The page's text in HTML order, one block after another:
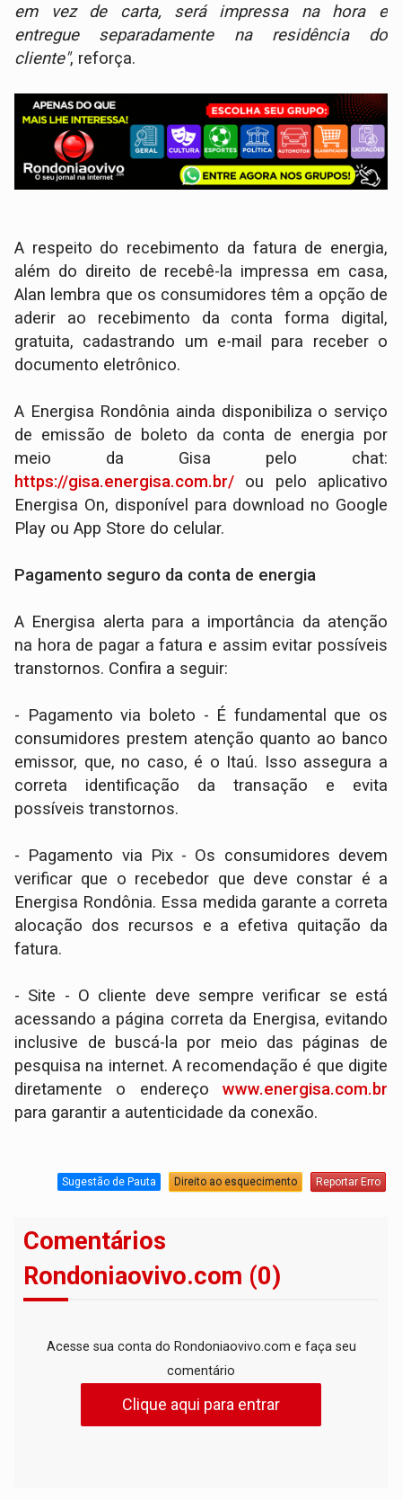
em vez de carta, será impressa na hora e
entregue separadamente na residência do
cliente", reforça.
A respeito do recebimento da fatura de energia,
além do direito de recebê-la impressa em casa,
Alan lembra que os consumidores têm a opção de
aderir ao recebimento da conta forma digital,
gratuita, cadastrando um e-mail para receber o
documento eletrônico.
A Energisa Rondônia ainda disponibiliza o serviço
de emissão de boleto da conta de energia por
meio da Gisa pelo chat:
https://gisa.energisa.com.br/ ou pelo aplicativo
Energisa On, disponível para download no Google
Play ou App Store do celular.
Pagamento seguro da conta de energia
A Energisa alerta para a importância da atenção
na hora de pagar a fatura e assim evitar possíveis
transtornos. Confira a seguir:
- Pagamento via boleto - É fundamental que os
consumidores prestem atenção quanto ao banco
emissor, que, no caso, é o Itaú. Isso assegura a
correta identificação da transação e evita
possíveis transtornos.
- Pagamento via Pix - Os consumidores devem
verificar que o recebedor que deve constar é a
Energisa Rondônia. Essa medida garante a correta
alocação dos recursos e a efetiva quitação da
fatura.
- Site - O cliente deve sempre verificar se está
acessando a página correta da Energisa, evitando
inclusive de buscá-la por meio das páginas de
pesquisa na internet. A recomendação é que digite
diretamente o endereço www.energisa.com.br
para garantir a autenticidade da conexão.
Sugestão de Pauta Direito ao esquecimento Reportar Erro
Comentários
Rondoniaovivo.com (0)
Acesse sua conta do Rondoniaovivo.com e faça seu
comentário
Clique aqui para entrar